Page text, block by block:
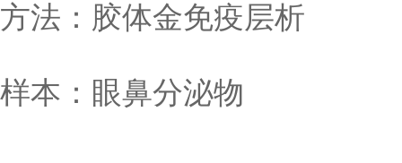
方法：胶体金免疫层析
样本：眼鼻分泌物